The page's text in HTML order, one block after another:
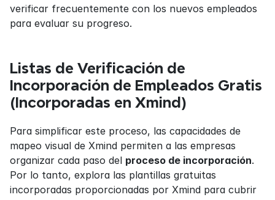
verificar frecuentemente con los nuevos empleados
para evaluar su progreso.
Listas de Verificación de
Incorporación de Empleados Gratis
(Incorporadas en Xmind)
Para simplificar este proceso, las capacidades de
mapeo visual de Xmind permiten a las empresas
organizar cada paso del proceso de incorporación.
Por lo tanto, explora las plantillas gratuitas
incorporadas proporcionadas por Xmind para cubrir